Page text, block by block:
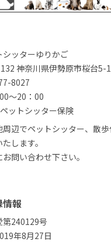
シッターゆりかご
神奈川県伊勢原市桜台5-
8027
～20：00
ットシッター保険
辺でペットシッター、散
します。
問い合わせ下さい。
情報
第240129号
年8月27日